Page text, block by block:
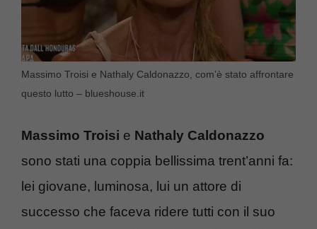
Massimo Troisi e Nathaly Caldonazzo, com’è stato affrontare
questo lutto – blueshouse.it
Massimo Troisi e Nathaly Caldonazzo
sono stati una coppia bellissima trent’anni fa:
lei giovane, luminosa, lui un attore di
successo che faceva ridere tutti con il suo